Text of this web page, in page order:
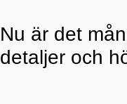
Nu är det
detaljer och